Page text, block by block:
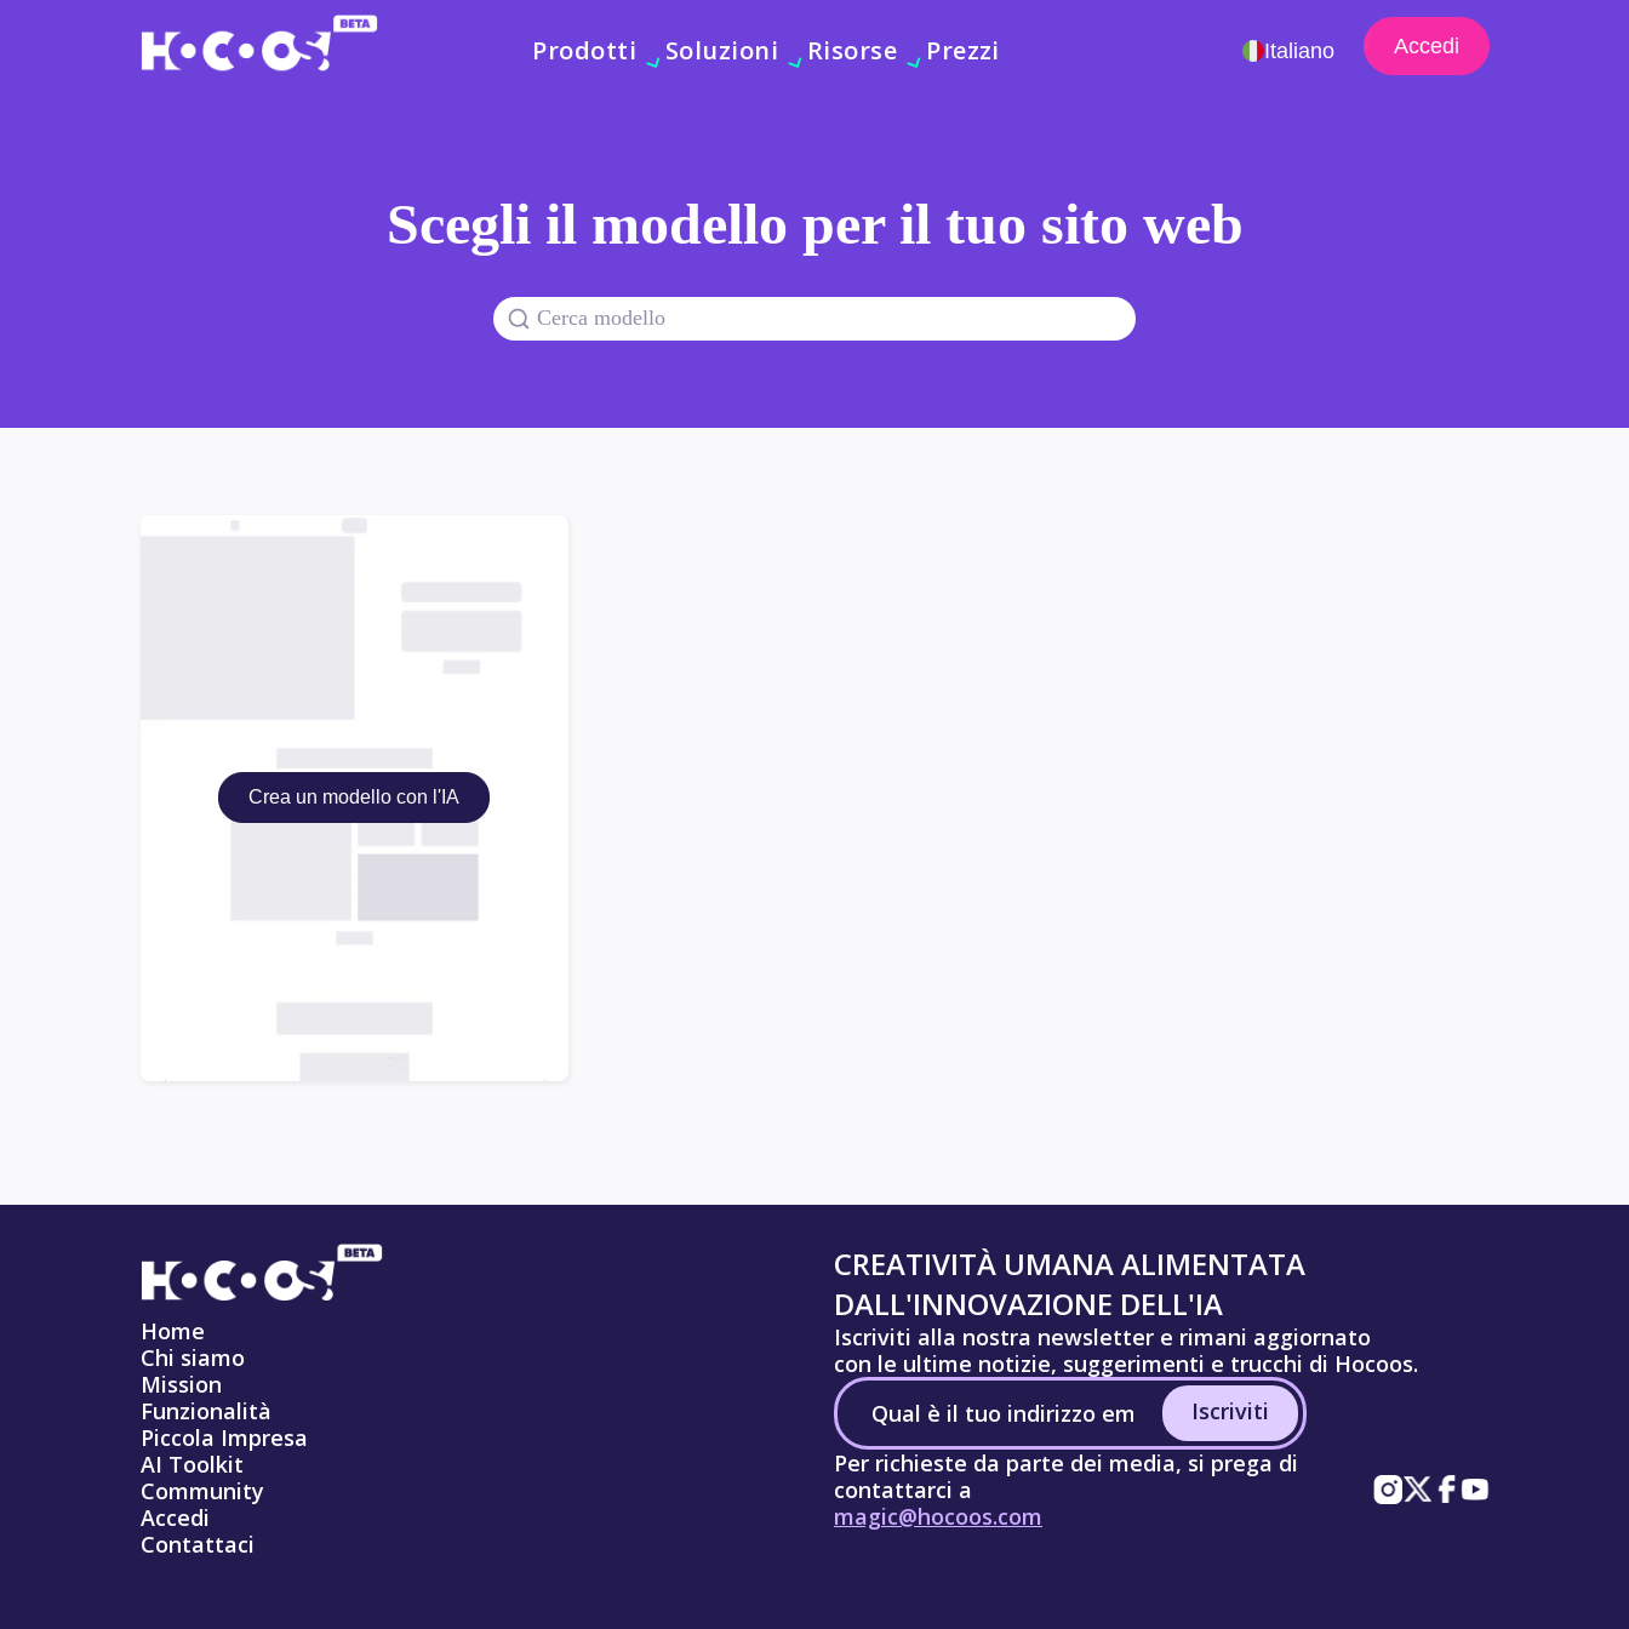
Prodotti Soluzioni Risorse Prezzi Italiano Accedi
Scegli il modello per il tuo sito web
Crea un modello con l'IA
Home
Chi siamo
Mission
Funzionalità
Piccola Impresa
AI Toolkit
Community
Accedi
Contattaci
CREATIVITÀ UMANA ALIMENTATA
DALL'INNOVAZIONE DELL'IA
Iscriviti alla nostra newsletter e rimani aggiornato
con le ultime notizie, suggerimenti e trucchi di Hocoos.
Iscriviti
Per richieste da parte dei media, si prega di
contattarci a
magic@hocoos.com